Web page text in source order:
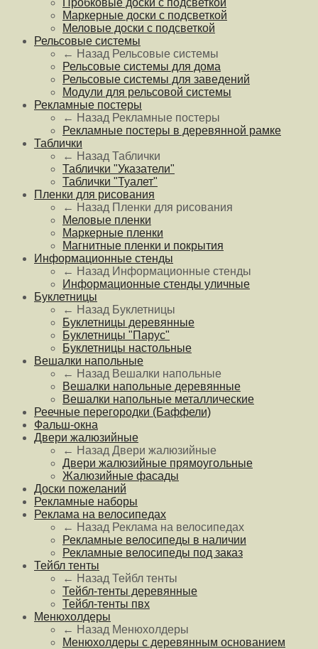
Пробковые доски с подсветкой
Маркерные доски с подсветкой
Меловые доски с подсветкой
Рельсовые системы
← Назад Рельсовые системы
Рельсовые системы для дома
Рельсовые системы для заведений
Модули для рельсовой системы
Рекламные постеры
← Назад Рекламные постеры
Рекламные постеры в деревянной рамке
Таблички
← Назад Таблички
Таблички "Указатели"
Таблички "Туалет"
Пленки для рисования
← Назад Пленки для рисования
Меловые пленки
Маркерные пленки
Магнитные пленки и покрытия
Информационные стенды
← Назад Информационные стенды
Информационные стенды уличные
Буклетницы
← Назад Буклетницы
Буклетницы деревянные
Буклетницы "Парус"
Буклетницы настольные
Вешалки напольные
← Назад Вешалки напольные
Вешалки напольные деревянные
Вешалки напольные металлические
Реечные перегородки (Баффели)
Фальш-окна
Двери жалюзийные
← Назад Двери жалюзийные
Двери жалюзийные прямоугольные
Жалюзийные фасады
Доски пожеланий
Рекламные наборы
Реклама на велосипедах
← Назад Реклама на велосипедах
Рекламные велосипеды в наличии
Рекламные велосипеды под заказ
Тейбл тенты
← Назад Тейбл тенты
Тейбл-тенты деревянные
Тейбл-тенты пвх
Менюхолдеры
← Назад Менюхолдеры
Менюхолдеры с деревянным основанием